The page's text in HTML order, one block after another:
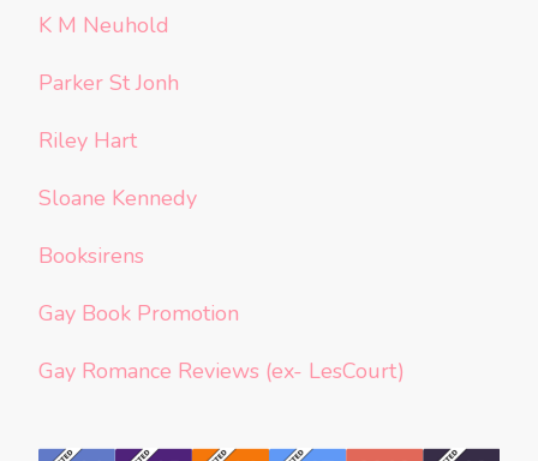
K M Neuhold
Parker St Jonh
Riley Hart
Sloane Kennedy
Booksirens
Gay Book Promotion
Gay Romance Reviews (ex- LesCourt)